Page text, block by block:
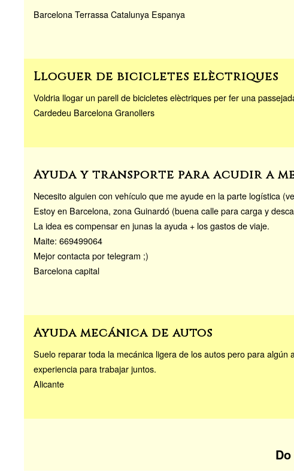
Barcelona Terrassa Catalunya Espanya
Lloguer de bicicletes elèctriques
Voldria llogar un parell de bicicletes elèctriques per fer una
Cardedeu Barcelona Granollers
Ayuda y transporte para acudir a
Necesito alguien con vehículo que me ayude en la parte logística
Estoy en Barcelona, zona Guinardó (buena calle para carga y
La idea es compensar en junas la ayuda + los gastos de viaje.
Maite: 669499064
Mejor contacta por telegram ;)
Barcelona capital
Ayuda mecánica de autos
Suelo reparar toda la mecánica ligera de los autos pero para
experiencia para trabajar juntos.
Alicante